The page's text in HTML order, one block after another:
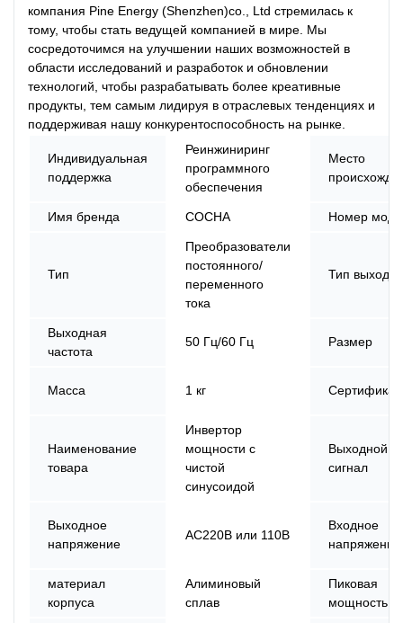
компания Pine Energy (Shenzhen)co., Ltd стремилась к
тому, чтобы стать ведущей компанией в мире. Мы
сосредоточимся на улучшении наших возможностей в
области исследований и разработок и обновлении
технологий, чтобы разрабатывать более креативные
продукты, тем самым лидируя в отраслевых тенденциях и
поддерживая нашу конкурентоспособность на рынке.
Индивидуальная
поддержка
Реинжиниринг
программного
обеспечения
Место
Имя бренда СОСНА Номер
Тип
Преобразователи
постоянного/
переменного
тока
Тип выхода
Выходная
частота
50 Гц/60 Гц Размер
Масса 1 кг Сертификат
Наименование
товара
Инвертор
мощности с
чистой
синусоидой
Выходной
сигнал
Выходное
напряжение
AC220В или 110В
Входное
напряжение
материал
корпуса
Алиминовый
сплав
Пиковая
мощность